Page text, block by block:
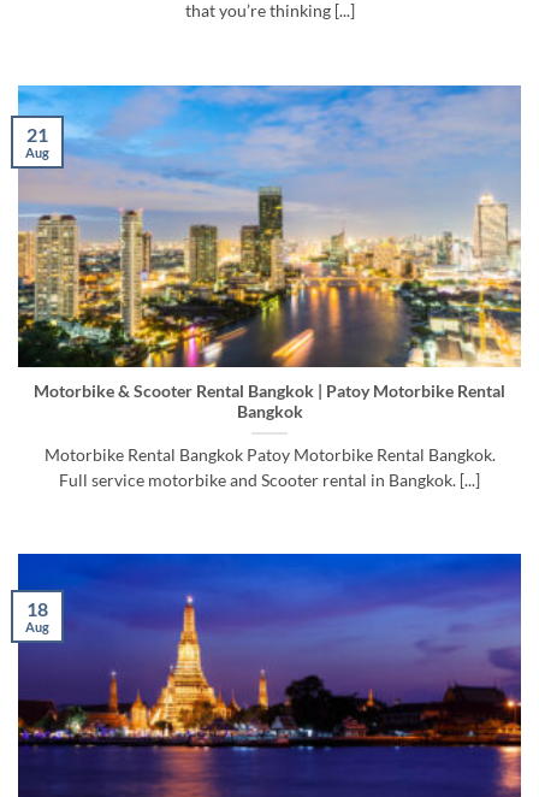
that you’re thinking [...]
Motorbike & Scooter Rental Bangkok | Patoy Motorbike Rental
Bangkok
Motorbike Rental Bangkok Patoy Motorbike Rental Bangkok.
Full service motorbike and Scooter rental in Bangkok. [...]
21
Aug
18
Aug